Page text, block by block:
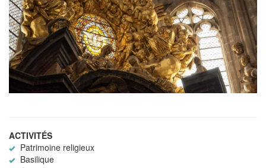
ACTIVITÉS
Patrimoine religieux
Basilique